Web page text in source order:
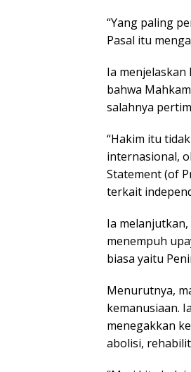
“Yang paling
Pasal itu
Ia
bahwa
salahnya
“Hakim itu
internasional,
Statement (of
terkait
Ia
menempuh
biasa yaitu
Menurutnya,
kemanusiaan.
menegakkan
abolisi,